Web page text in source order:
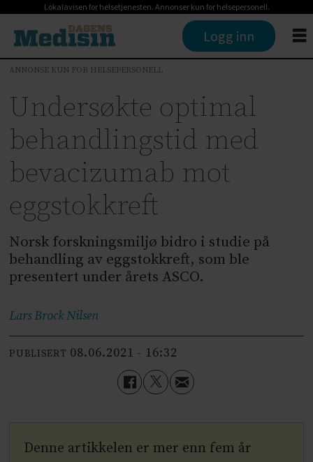
Lokalavisen for helsetjenesten. Annonser kun for helsepersonell.
Logg inn
ANNONSE KUN FOR HELSEPERSONELL
Undersøkte optimal
behandlingstid med
bevacizumab mot
eggstokkreft
Norsk forskningsmiljø bidro i studie på
behandling av eggstokkreft, som ble
presentert under årets ASCO.
Lars BrockNilsen
PUBLISERT 08.06.2021 - 16:32
Denne artikkelen er mer enn fem år